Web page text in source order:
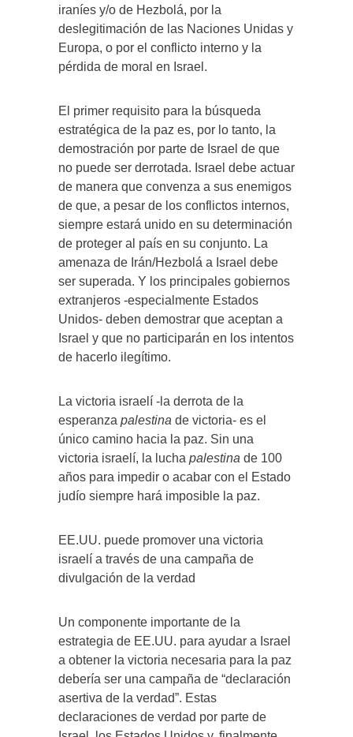
iraníes y/o de Hezbolá, por la
deslegitimación de las Naciones Unidas y
Europa, o por el conflicto interno y la
pérdida de moral en Israel.
El primer requisito para la búsqueda
estratégica de la paz es, por lo tanto, la
demostración por parte de Israel de que
no puede ser derrotada. Israel debe actuar
de manera que convenza a sus enemigos
de que, a pesar de los conflictos internos,
siempre estará unido en su determinación
de proteger al país en su conjunto. La
amenaza de Irán/Hezbolá a Israel debe
ser superada. Y los principales gobiernos
extranjeros -especialmente Estados
Unidos- deben demostrar que aceptan a
Israel y que no participarán en los intentos
de hacerlo ilegítimo.
La victoria israelí -la derrota de la
esperanza palestina de victoria- es el
único camino hacia la paz. Sin una
victoria israelí, la lucha palestina de 100
años para impedir o acabar con el Estado
judío siempre hará imposible la paz.
EE.UU. puede promover una victoria
israelí a través de una campaña de
divulgación de la verdad
Un componente importante de la
estrategia de EE.UU. para ayudar a Israel
a obtener la victoria necesaria para la paz
debería ser una campaña de “declaración
asertiva de la verdad”. Estas
declaraciones de verdad por parte de